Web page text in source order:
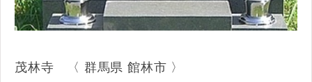
茂林寺 〈 群馬県 館林市 〉